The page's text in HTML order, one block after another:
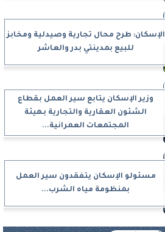
الإسكان: طرح محال تجارية وصيدلية ومخابز
للبيع بمدينتي بدر والعاشر
وزير الإسكان يتابع سير العمل بقطاع
الشئون العقارية والتجارية بهيئة
المجتمعات العمرانية...
مسئولو الإسكان يتفقدون سير العمل
بمنظومة مياه الشرب...